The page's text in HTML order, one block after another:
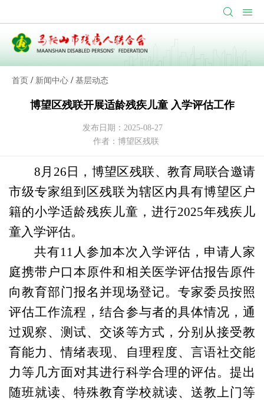
首页 / 新闻中心 / 基层动态
博望区残联开展适龄残疾儿童 入学评估工作
发布日期：2025-08-27
作者：博望区残联
8月26日，博望区残联、教育局联合邀请
市级专家组到区残联为辖区内具有博望区户
籍的小学适龄残疾儿童，进行2025年残疾儿
童入学评估。
共有11人参加本次入学评估，申请人家
庭携带户口本原件和相关医学评估报告原件
向教育部门报名并现场登记。专家委员按照
评估工作流程，结合参与者的具体情况，通
过观察、测试、交谈等方式，分别从接受教
育能力、情绪表现、自理程度、言语社交能
力等几方面对其进行科学合理的评估。提出
随班就读、特殊教育学校就读、送教上门等